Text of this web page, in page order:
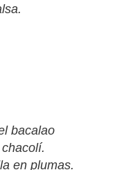
bacalao
en plumas.